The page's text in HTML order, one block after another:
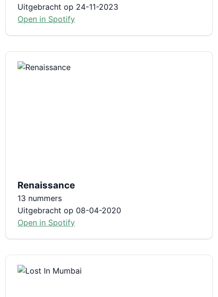
Uitgebracht op 24-11-2023
Open in Spotify
Renaissance
13 nummers
Uitgebracht op 08-04-2020
Open in Spotify